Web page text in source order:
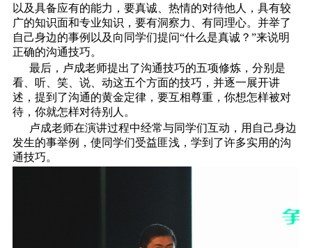
以及具备应有的能力，要真诚、热情的对待他人，具有较
广的知识面和专业知识，要有洞察力、有同理心。并举了
自己身边的事例以及向同学们提问“什么是真诚？”来说明
正确的沟通技巧。
最后，卢成老师提出了沟通技巧的五项修炼，分别是
看、听、笑、说、动这五个方面的技巧，并逐一展开讲
述，提到了沟通的黄金定律，要互相尊重，你想怎样被对
待，你就怎样对待别人。
卢成老师在演讲过程中经常与同学们互动，用自己身边
发生的事举例，使同学们受益匪浅，学到了许多实用的沟
通技巧。